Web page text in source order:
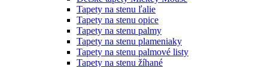
Tapety na stenu ľalie
Tapety na stenu opice
Tapety na stenu palmy
Tapety na stenu plameniaky
Tapety na stenu palmové listy
Tapety na stenu žíhané